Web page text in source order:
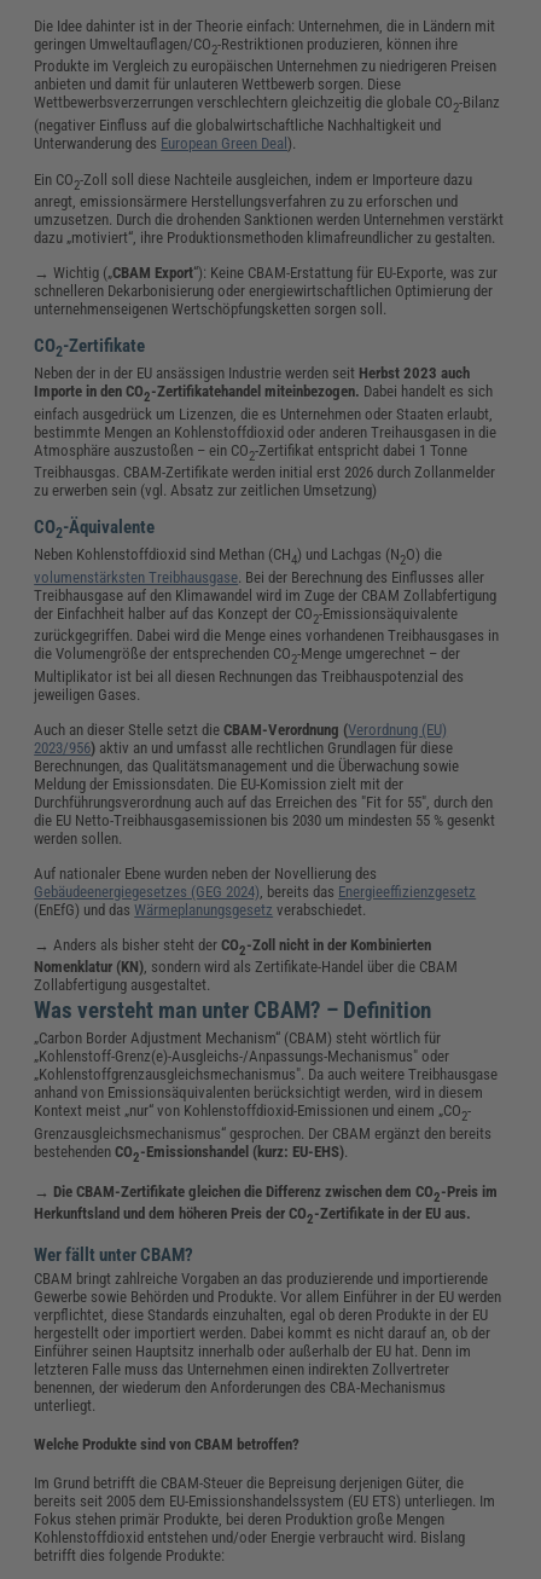
Die Idee dahinter ist in der Theorie einfach: Unternehmen, die in Ländern mit
geringen Umweltauflagen/CO2-Restriktionen produzieren, können ihre
Produkte im Vergleich zu europäischen Unternehmen zu niedrigeren Preisen
anbieten und damit für unlauteren Wettbewerb sorgen. Diese
Wettbewerbsverzerrungen verschlechtern gleichzeitig die globale CO2-Bilanz
(negativer Einfluss auf die globalwirtschaftliche Nachhaltigkeit und
Unterwanderung des European Green Deal).
Ein CO2-Zoll soll diese Nachteile ausgleichen, indem er Importeure dazu
anregt, emissionsärmere Herstellungsverfahren zu zu erforschen und
umzusetzen. Durch die drohenden Sanktionen werden Unternehmen verstärkt
dazu „motiviert“, ihre Produktionsmethoden klimafreundlicher zu gestalten.
→ Wichtig („CBAM Export“): Keine CBAM-Erstattung für EU-Exporte, was zur
schnelleren Dekarbonisierung oder energiewirtschaftlichen Optimierung der
unternehmenseigenen Wertschöpfungsketten sorgen soll.
CO2-Zertifikate
Neben der in der EU ansässigen Industrie werden seit Herbst 2023 auch
Importe in den CO2-Zertifikatehandel miteinbezogen. Dabei handelt es sich
einfach ausgedrück um Lizenzen, die es Unternehmen oder Staaten erlaubt,
bestimmte Mengen an Kohlenstoffdioxid oder anderen Treihausgasen in die
Atmosphäre auszustoßen – ein CO2-Zertifikat entspricht dabei 1 Tonne
Treibhausgas. CBAM-Zertifikate werden initial erst 2026 durch Zollanmelder
zu erwerben sein (vgl. Absatz zur zeitlichen Umsetzung)
CO2-Äquivalente
Neben Kohlenstoffdioxid sind Methan (CH4) und Lachgas (N2O) die
volumenstärksten Treibhausgase . Bei der Berechnung des Einflusses aller
Treibhausgase auf den Klimawandel wird im Zuge der CBAM Zollabfertigung
der Einfachheit halber auf das Konzept der CO2-Emissionsäquivalente
zurückgegriffen. Dabei wird die Menge eines vorhandenen Treibhausgases in
die Volumengröße der entsprechenden CO2-Menge umgerechnet – der
Multiplikator ist bei all diesen Rechnungen das Treibhauspotenzial des
jeweiligen Gases.
Auch an dieser Stelle setzt dieCBAM-Verordnung (Verordnung (EU)
2023/956) aktiv an und umfasst alle rechtlichen Grundlagen für diese
Berechnungen, das Qualitätsmanagement und die Überwachung sowie
Meldung der Emissionsdaten. Die EU-Komission zielt mit der
Durchführungsverordnung auch auf das Erreichen des "Fit for 55", durch den
die EU Netto-Treibhausgasemissionen bis 2030 um mindesten 55 % gesenkt
werden sollen.
Auf nationaler Ebene wurden neben der Novellierung des
Gebäudeenergiegesetzes (GEG 2024) , bereits das Energieeffizienzgesetz
(EnEfG) und dasWärmeplanungsgesetz verabschiedet.
→ Anders als bisher steht derCO2-Zoll nicht in der Kombinierten
Nomenklatur (KN), sondern wird als Zertifikate-Handel über die CBAM
Zollabfertigung ausgestaltet.
Was versteht man unter CBAM? – Definition
„Carbon Border Adjustment Mechanism“ (CBAM) steht wörtlich für
„Kohlenstoff-Grenz(e)-Ausgleichs-/Anpassungs-Mechanismus" oder
„Kohlenstoffgrenzausgleichsmechanismus". Da auch weitere Treibhausgase
anhand von Emissionsäquivalenten berücksichtigt werden, wird in diesem
Kontext meist „nur“ von Kohlenstoffdioxid-Emissionen und einem „CO2-
Grenzausgleichsmechanismus“ gesprochen. Der CBAM ergänzt den bereits
bestehendenCO2-Emissionshandel (kurz: EU-EHS).
→ Die CBAM-Zertifikate gleichen die Differenz zwischen dem CO2-Preis im
Herkunftsland und dem höheren Preis der CO2-Zertifikate in der EU aus.
Wer fällt unter CBAM?
CBAM bringt zahlreiche Vorgaben an das produzierende und importierende
Gewerbe sowie Behörden und Produkte. Vor allem Einführer in der EU werden
verpflichtet, diese Standards einzuhalten, egal ob deren Produkte in der EU
hergestellt oder importiert werden. Dabei kommt es nicht darauf an, ob der
Einführer seinen Hauptsitz innerhalb oder außerhalb der EU hat. Denn im
letzteren Falle muss das Unternehmen einen indirekten Zollvertreter
benennen, der wiederum den Anforderungen des CBA-Mechanismus
unterliegt.
Welche Produkte sind von CBAM betroffen?
Im Grund betrifft die CBAM-Steuer die Bepreisung derjenigen Güter, die
bereits seit 2005 dem EU-Emissionshandelssystem (EU ETS) unterliegen. Im
Fokus stehen primär Produkte, bei deren Produktion große Mengen
Kohlenstoffdioxid entstehen und/oder Energie verbraucht wird. Bislang
betrifft dies folgende Produkte: